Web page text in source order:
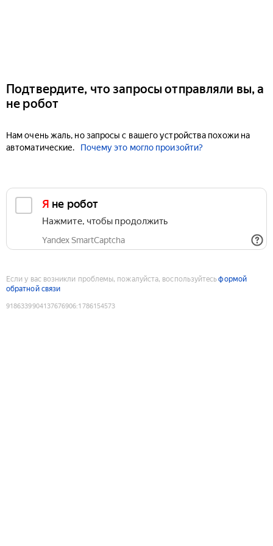
Подтвердите, что запросы отправляли вы, а
не робот
Нам очень жаль, но запросы с вашего устройства похожи на
автоматические.
Почему это могло произойти?
Я не робот
Нажмите, чтобы продолжить
Yandex SmartCaptcha
Если у вас возникли проблемы, пожалуйста, воспользуйтесьформой
обратной связи
9186339904137676906:1786154573